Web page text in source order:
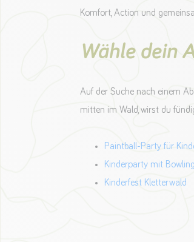
Komfort, Action und
Wähle dein
Auf der Suche nach einem
mitten im Wald, wirst du
Paintball-Party für
Kinderparty mit Bowling
Kinderfest Kletterwald